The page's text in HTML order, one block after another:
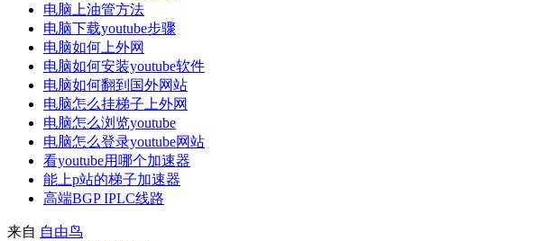
电脑上油管方法
电脑下载youtube步骤
电脑如何上外网
电脑如何安装youtube软件
电脑如何翻到国外网站
电脑怎么挂梯子上外网
电脑怎么浏览youtube
电脑怎么登录youtube网站
看youtube用哪个加速器
能上p站的梯子加速器
高端BGP IPLC线路
来自 自由鸟